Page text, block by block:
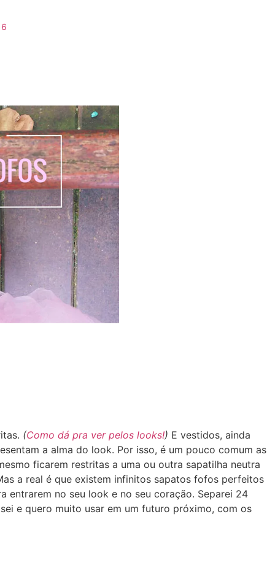
(Como dá pra ver pelos looks!) E vestidos, ainda
a alma do look. Por isso, é um pouco comum as
ficarem restritas a uma ou outra sapatilha neutra
a real é que existem infinitos sapatos fofos perfeitos
entrarem no seu look e no seu coração. Separei 24
e quero muito usar em um futuro próximo, com os